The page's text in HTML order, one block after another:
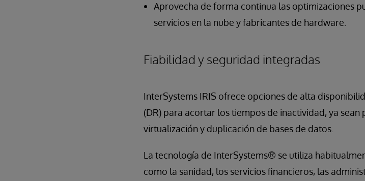
Aprovecha de forma continua las optimizaciones
servicios en la nube y fabricantes de hardware.
Fiabilidad y seguridad integradas
InterSystems IRIS ofrece opciones de alta
(DR) para acortar los tiempos de inactividad, ya
virtualización y duplicación de bases de datos.
La tecnología de InterSystems® se utiliza
como la sanidad, los servicios financieros, las